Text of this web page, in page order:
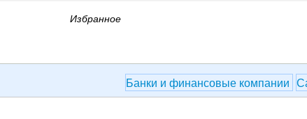
Избранное
Банки и финансовые компании